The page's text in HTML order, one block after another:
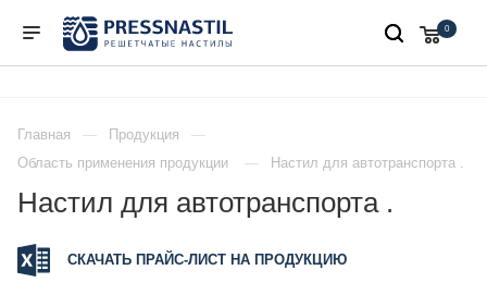
0
Главная
Продукция
Область применения продукции
Настил для автотранспорта .
Настил для автотранспорта .
СКАЧАТЬ ПРАЙС-ЛИСТ НА ПРОДУКЦИЮ